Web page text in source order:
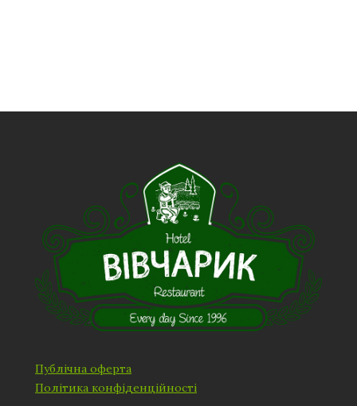
Публічна оферта
Політика конфіденційності